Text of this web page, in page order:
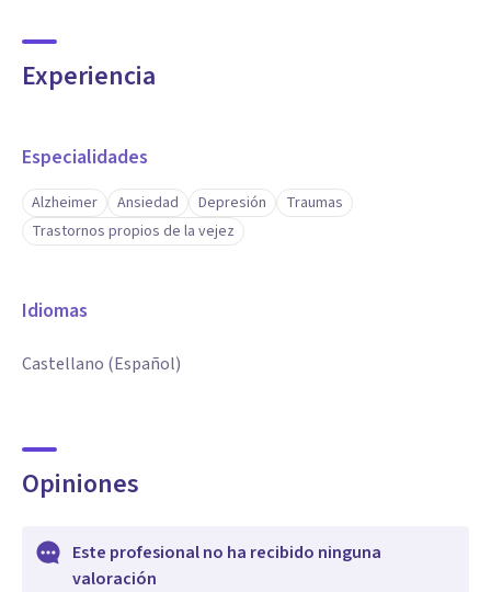
Experiencia
Especialidades
Alzheimer Ansiedad Depresión
Traumas
Trastornos propios de la vejez
Idiomas
Castellano (Español)
Opiniones
Este profesional no ha recibido ninguna
valoración